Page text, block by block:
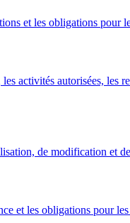
et les obligations pour
activités autorisées, les
de modification et
et les obligations pour